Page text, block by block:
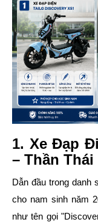
1. Xe Đạp
– Thần
Dẫn đầu trong danh
cho nam sinh năm
như tên gọi